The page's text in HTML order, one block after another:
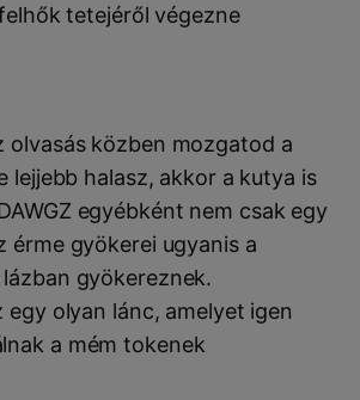
tetejéről végezne
olvasás közben mozgatod a
lejjebb halasz, akkor a kutya is
egyébként nem csak egy
érme gyökerei ugyanis a
gyökereznek.
egy olyan lánc, amelyet igen
a mém tokenek